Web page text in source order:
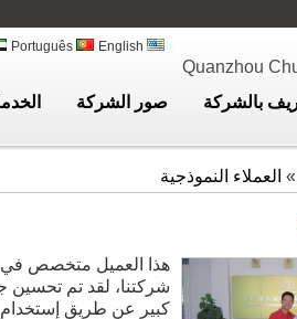
Português
Quanzhou
بالشركة صور الشركة
» العملاء النموذجية
هذا العميل متخصص في
شركتنا، لقد تم تحسين
كبير عن طريق إستخدام